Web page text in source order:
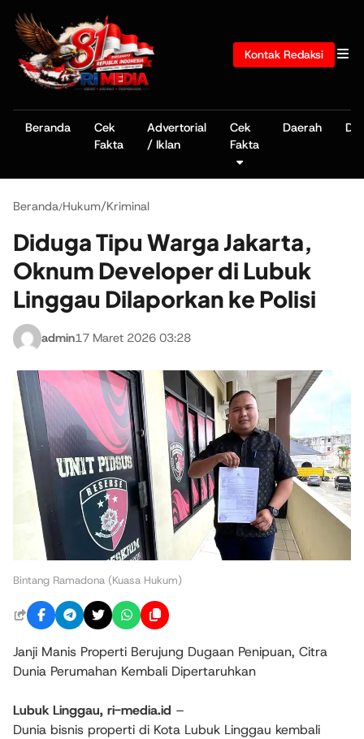
Kontak Redaksi
Beranda
Cek
Fakta
Advertorial
/ Iklan
Cek
Fakta
Daerah
Beranda/Hukum/Kriminal
Diduga Tipu Warga Jakarta,
Oknum Developer di Lubuk
Linggau Dilaporkan ke Polisi
admin17 Maret 2026 03:28
Bintang Ramadona (Kuasa Hukum)
Janji Manis Properti Berujung Dugaan Penipuan, Citra
Dunia Perumahan Kembali Dipertaruhkan
Lubuk Linggau, ri-media.id –
Dunia bisnis properti di Kota Lubuk Linggau kembali